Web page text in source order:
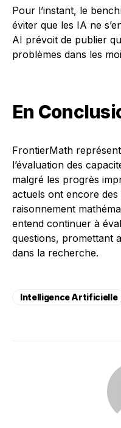
Pour l’instant, le
éviter que les IA ne
AI prévoit de publier
problèmes dans les
En
FrontierMath
l’évaluation des
malgré les progrès
actuels ont encore des
raisonnement
entend continuer à
questions, promettant
dans la recherche.
Intelligence Artificielle